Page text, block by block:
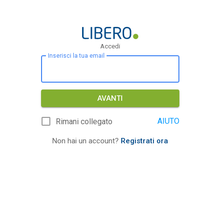
Accedi
Inserisci la tua email
AVANTI
Rimani collegato AIUTO
Non hai un account? Registrati ora